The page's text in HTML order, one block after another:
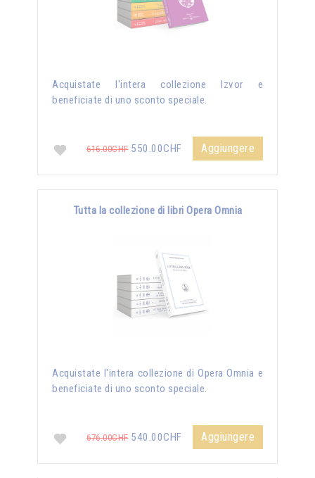
Acquistate l'intera collezione Izvor e
beneficiate di uno sconto speciale.
616.00CHF550.00CHF Aggiungere
Tutta la collezione di libri Opera Omnia
Acquistate l'intera collezione di Opera Omnia e
beneficiate di uno sconto speciale.
676.00CHF540.00CHF Aggiungere